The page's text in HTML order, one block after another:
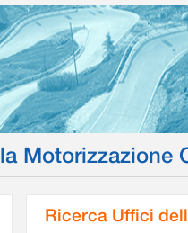
Motorizzazione
Ricerca Uffici